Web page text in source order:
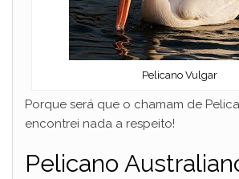
Pelicano Vulgar
Porque será que o chamam de
encontrei nada a respeito!
Pelicano